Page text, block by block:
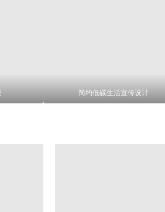
简约低碳生活宣传设计